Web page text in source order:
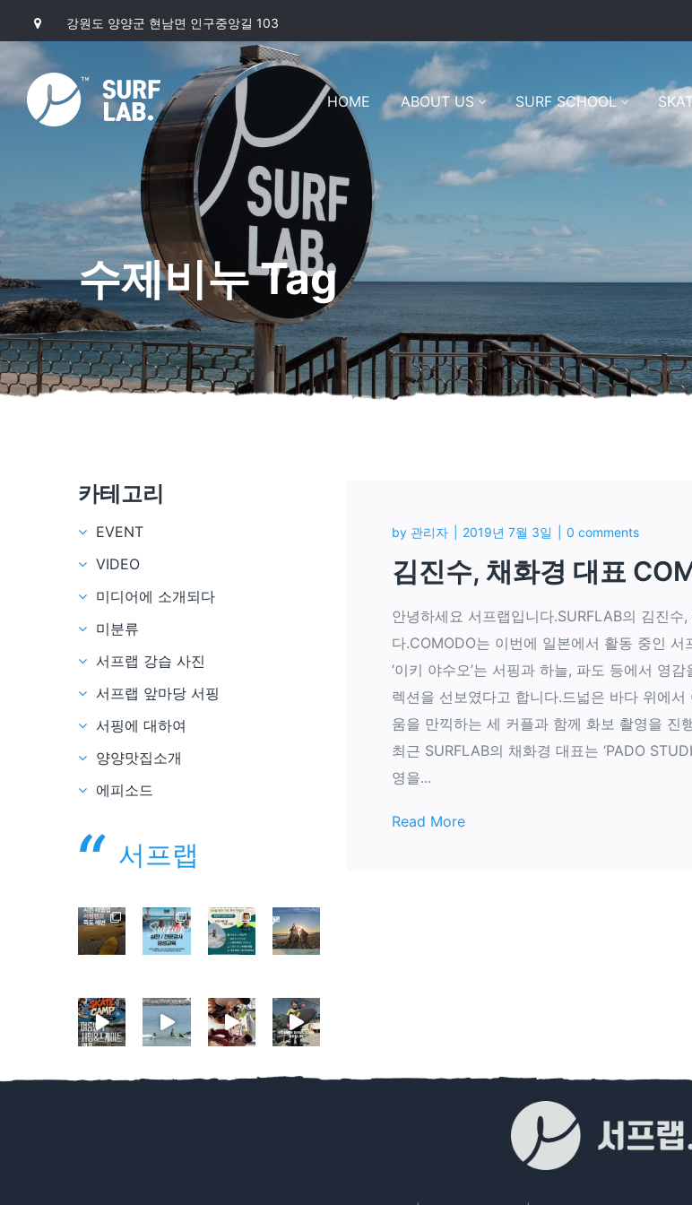
강원도 양양군 현남면 인구중앙길 103
HOME ABOUT US SURF SCHOOL
수제비누 Tag
by 관리자 2019년 7월 3일 0 comments
김진수, 채화경 대표
안녕하세요 서프랩입니다.SURFLAB의 김진
다.COMODO는 이번에 일본에서 활동 중인 서
‘이키 야수오’는 서핑과 하늘, 파도 등에서 영
렉션을 선보였다고 합니다.드넓은 바다 위에
움을 만끽하는 세 커플과 함께 화보 촬영을 진
최근 SURFLAB의 채화경 대표는 ‘PADO
영을...
Read More
카테고리
EVENT
VIDEO
미디어에 소개되다
미분류
서프랩 강습 사진
서프랩 앞마당 서핑
서핑에 대하여
양양맛집소개
에피소드
서프랩